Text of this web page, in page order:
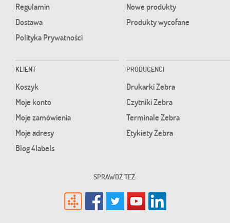
Regulamin
Dostawa
Polityka Prywatności
Nowe produkty
Produkty wycofane
KLIENT
Koszyk
Moje konto
Moje zamówienia
Moje adresy
Blog 4labels
PRODUCENCI
Drukarki Zebra
Czytniki Zebra
Terminale Zebra
Etykiety Zebra
SPRAWDŹ TEŻ: